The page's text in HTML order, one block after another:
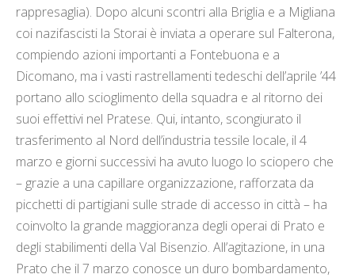
rappresaglia). Dopo alcuni scontri alla Briglia e a Migliana
coi nazifascisti la Storai è inviata a operare sul Falterona,
compiendo azioni importanti a Fontebuona e a
Dicomano, ma i vasti rastrellamenti tedeschi dell’aprile ’44
portano allo scioglimento della squadra e al ritorno dei
suoi effettivi nel Pratese. Qui, intanto, scongiurato il
trasferimento al Nord dell’industria tessile locale, il 4
marzo e giorni successivi ha avuto luogo lo sciopero che
– grazie a una capillare organizzazione, rafforzata da
picchetti di partigiani sulle strade di accesso in città – ha
coinvolto la grande maggioranza degli operai di Prato e
degli stabilimenti della Val Bisenzio. All’agitazione, in una
Prato che il 7 marzo conosce un duro bombardamento,